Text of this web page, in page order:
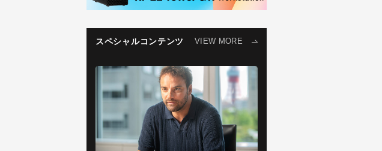
スペシャルコンテンツ VIEW MORE